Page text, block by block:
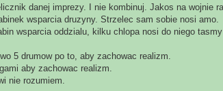
danej imprezy. I nie kombinuj. Jakos na wojnie
wsparcia druzyny. Strzelec sam sobie nosi amo.
wsparcia oddzialu, kilku chlopa nosi do niego tasmy
5 drumow po to, aby zachowac realizm.
aby zachowac realizm.
nie rozumiem.